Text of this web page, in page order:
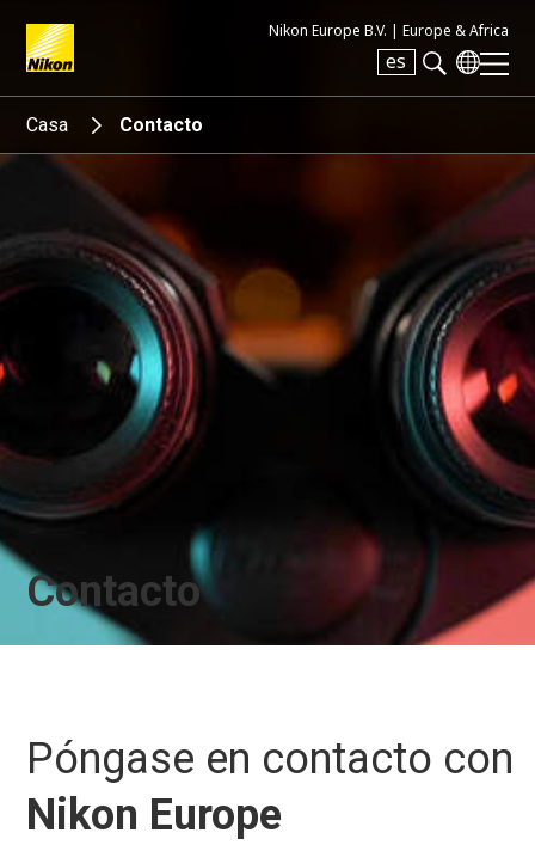
Nikon Europe B.V. | Europe & Africa
es
Search keyword(s)
Casa Contacto
Contacto
Póngase en contacto con
Nikon Europe